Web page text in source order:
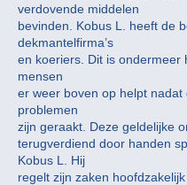
verdovende middelen
bevinden. Kobus L. heeft de
dekmantelfirma’s
en koeriers. Dit is ondermeer
mensen
er weer boven op helpt
problemen
zijn geraakt. Deze geldelijke
terugverdiend door handen
Kobus L. Hij
regelt zijn zaken